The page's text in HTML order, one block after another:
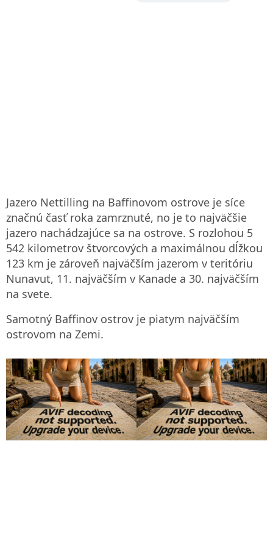
Jazero Nettilling na Baffinovom ostrove je síce
značnú časť roka zamrznuté, no je to najväčšie
jazero nachádzajúce sa na ostrove. S rozlohou 5
542 kilometrov štvorcových a maximálnou dĺžkou
123 km je zároveň najväčším jazerom v teritóriu
Nunavut, 11. najväčším v Kanade a 30. najväčším
na svete.
Samotný Baffinov ostrov je piatym najväčším
ostrovom na Zemi.